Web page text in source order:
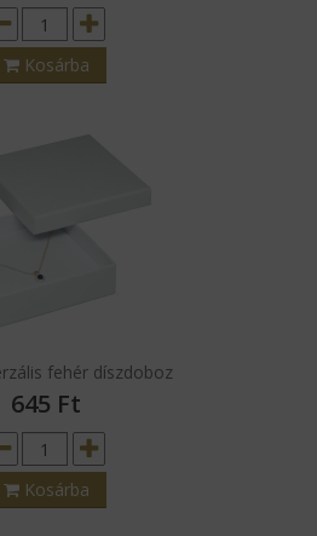
Kosárba
fehér díszdoboz
645 Ft
Kosárba